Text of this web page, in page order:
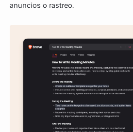
anuncios o rastreo.